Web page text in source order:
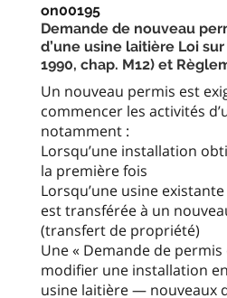
on00195
Demande de nouveau
d’une usine laitière Loi sur
1990, chap. M12) et
Un nouveau permis est
commencer les activités
notamment :
Lorsqu’une installation
la première fois
Lorsqu’une usine
est transférée à un
(transfert de propriété)
Une « Demande de
modifier une installation
usine laitière — nouveaux